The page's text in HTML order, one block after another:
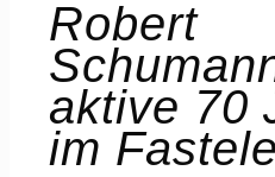
Robert
aktive 70
im